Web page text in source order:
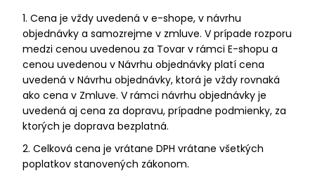
1. Cena je vždy uvedená v e-shope, v návrhu
objednávky a samozrejme v zmluve. V prípade rozporu
medzi cenou uvedenou za Tovar v rámci E-shopu a
cenou uvedenou v Návrhu objednávky platí cena
uvedená v Návrhu objednávky, ktorá je vždy rovnaká
ako cena v Zmluve. V rámci návrhu objednávky je
uvedená aj cena za dopravu, prípadne podmienky, za
ktorých je doprava bezplatná.
2. Celková cena je vrátane DPH vrátane všetkých
poplatkov stanovených zákonom.